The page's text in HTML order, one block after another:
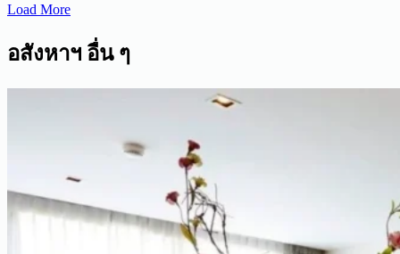
Load More
อสังหาฯ อื่น ๆ